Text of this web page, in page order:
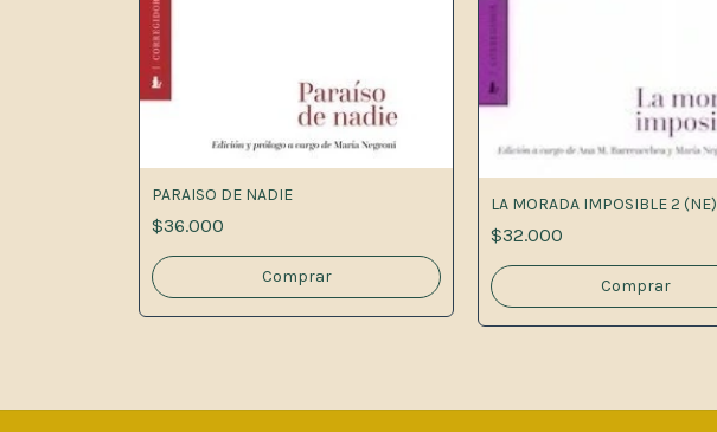
PARAISO DE NADIE
$36.000
LA MORADA IMPOSIBLE 2 (NE)
$32.000